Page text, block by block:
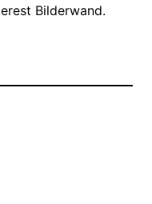
Bilderwand.